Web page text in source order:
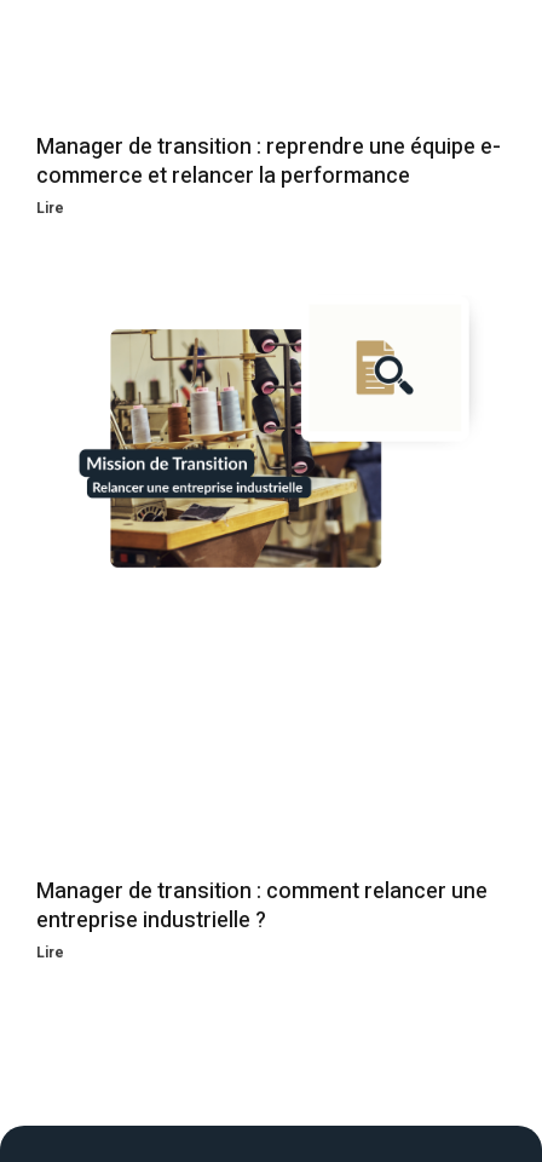
Manager de transition : reprendre une équipe e-
commerce et relancer la performance
Lire
Manager de transition : comment relancer une
entreprise industrielle ?
Lire